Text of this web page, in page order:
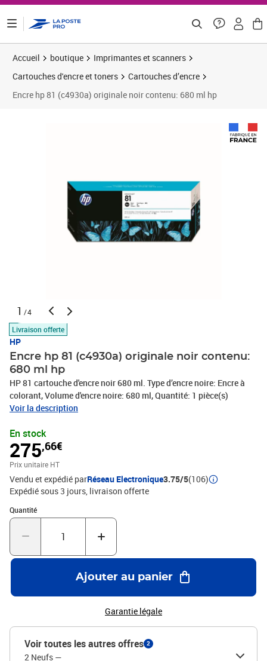
Accueil boutique
Imprimantes et scanners
Cartouches d'encre et toners
Cartouches d’encre
Encre hp 81 (c4930a) originale noir contenu: 680 ml hp
1 /4
Livraison offerte
HP
Encre hp 81 (c4930a) originale noir contenu:
680 ml hp
HP 81 cartouche d'encre noir 680 ml. Type d’encre noire: Encre à
colorant, Volume d'encre noire: 680 ml, Quantité: 1 pièce(s)
Voir la description
En stock
275,66€
Prix unitaire HT
Vendu et expédié parRéseau Electronique3.75/5(106)
Expédié sous 3 jours livraison offerte
Quantité
Quantité : 1
Ajouter au panier
Garantie légale
Voir toutes les autres offres 2
2 Neufs —